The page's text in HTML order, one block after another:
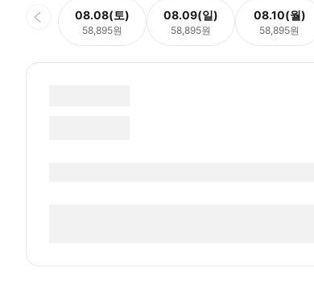
08.08(토)
58,895원
08.09(일)
58,895원
08.10(월)
58,895원